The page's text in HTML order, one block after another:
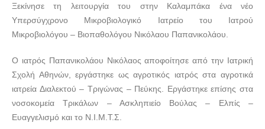
ΜΙΚΡΟΒΙΟΛΟΓΙΚΟ ΙΑΤΡΕΙΟ | ΚΑΛΑΜΠΑΚΑ ΤΡΙΚΑΛΑ |
ΝΙΚΟΛΑΟΣ ΠΑΠΑΝΙΚΟΛΑΟΥ
ΝΙΚΟΛΑΟΣ ΠΑΠΑΝΙΚΟΛΑΟΥ
ΜΙΚΡΟΒΙΟΛΟΓΙΚΟ ΙΑΤΡΕΙΟ | ΚΑΛΑΜΠΑΚΑ ΤΡΙΚΑΛΑ |
ΝΙΚΟΛΑΟΣ ΠΑΠΑΝΙΚΟΛΑΟΥ
ΜΙΚΡΟΒΙΟΛΟΓΙΚΟ ΙΑΤΡΕΙΟ | ΚΑΛΑΜΠΑΚΑ ΤΡΙΚΑΛΑ |
ΝΙΚΟΛΑΟΣ ΠΑΠΑΝΙΚΟΛΑΟΥ
Ξεκίνησε τη λειτουργία του στην Καλαμπάκα ένα νέο
Υπερσύγχρονο Μικροβιολογικό Ιατρείο του Ιατρού
Μικροβιολόγου – Βιοπαθολόγου Νικόλαου Παπανικολάου.
Ο ιατρός Παπανικολάου Νικόλαος αποφοίτησε από την Ιατρική
Σχολή Αθηνών, εργάστηκε ως αγροτικός ιατρός στα αγροτικά
ιατρεία Διαλεκτού – Τριγώνας – Πεύκης. Εργάστηκε επίσης στα
νοσοκομεία Τρικάλων – Ασκληπιείο Βούλας – Ελπίς –
Ευαγγελισμό και το Ν.Ι.Μ.Τ.Σ.